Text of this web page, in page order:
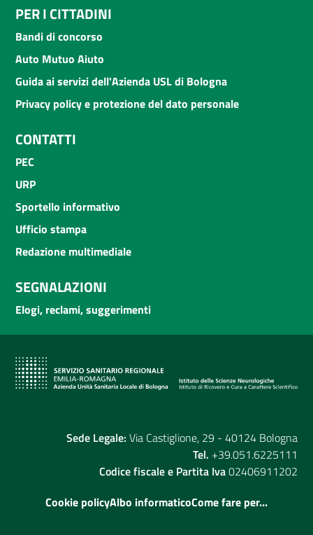
PER I CITTADINI
Bandi di concorso
Auto Mutuo Aiuto
Guida ai servizi dell'Azienda USL di Bologna
Privacy policy e protezione del dato personale
CONTATTI
PEC
URP
Sportello informativo
Ufficio stampa
Redazione multimediale
SEGNALAZIONI
Elogi, reclami, suggerimenti
Sede Legale: Via Castiglione, 29 - 40124 Bologna
Tel. +39.051.6225111
Codice fiscale e Partita Iva02406911202
Cookie policyAlbo informaticoCome fare per...